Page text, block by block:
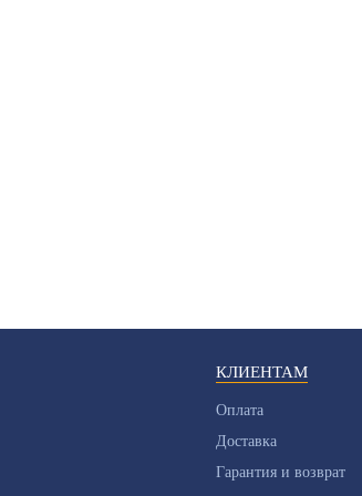
КЛИЕНТАМ
Оплата
Доставка
Гарантия и возврат